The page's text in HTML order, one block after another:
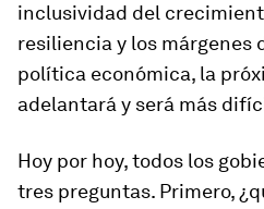
inclusividad del
resiliencia y los márgenes
política económica, la
adelantará y será más
Hoy por hoy, todos los
tres preguntas. Primero,